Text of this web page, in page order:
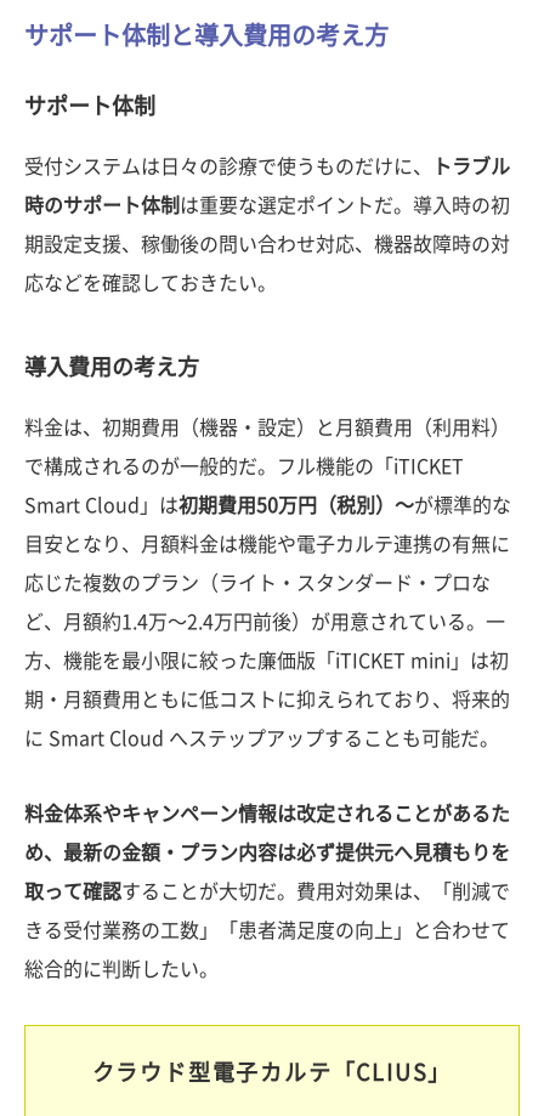
サポート体制と導入費用の考え方
サポート体制
受付システムは日々の診療で使うものだけに、
トラブル
時のサポート体制 は重要な選定ポイントだ。導入時の初
期設定支援、稼働後の問い合わせ対応、機器故障時の対
応などを確認しておきたい。
導入費用の考え方
料金は、初期費用（機器・設定）と月額費用（利用料）
で構成されるのが一般的だ。フル機能の「iTICKET
Smart Cloud」は初期費用50万円（税別）〜が標準的な
目安となり、月額料金は機能や電子カルテ連携の有無に
応じた複数のプラン（ライト・スタンダード・プロな
ど、月額約1.4万〜2.4万円前後）が用意されている。一
方、機能を最小限に絞った廉価版「iTICKET mini」は初
期・月額費用ともに低コストに抑えられており、将来的
に Smart Cloud へステップアップすることも可能だ。
料金体系やキャンペーン情報は改定されることがあるた
め、最新の金額・プラン内容は必ず提供元へ見積もりを
取って確認することが大切だ。費用対効果は、「削減で
きる受付業務の工数」「患者満足度の向上」と合わせて
総合的に判断したい。
クラウド型電子カルテ「CLIUS」